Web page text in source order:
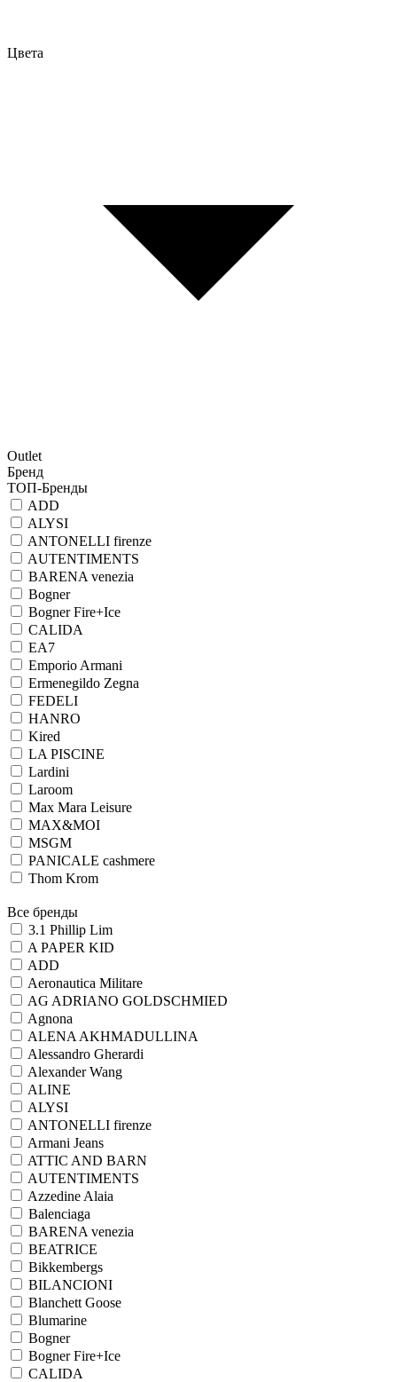
Цвета
Outlet
Бренд
ТОП-Бренды
ADD
ALYSI
ANTONELLI firenze
AUTENTIMENTS
BARENA venezia
Bogner
Bogner Fire+Ice
CALIDA
EA7
Emporio Armani
Ermenegildo Zegna
FEDELI
HANRO
Kired
LA PISCINE
Lardini
Laroom
Max Mara Leisure
MAX&MOI
MSGM
PANICALE cashmere
Thom Krom
Все бренды
3.1 Phillip Lim
A PAPER KID
ADD
Aeronautica Militare
AG ADRIANO GOLDSCHMIED
Agnona
ALENA AKHMADULLINA
Alessandro Gherardi
Alexander Wang
ALINE
ALYSI
ANTONELLI firenze
Armani Jeans
ATTIC AND BARN
AUTENTIMENTS
Azzedine Alaia
Balenciaga
BARENA venezia
BEATRICE
Bikkembergs
BILANCIONI
Blanchett Goose
Blumarine
Bogner
Bogner Fire+Ice
CALIDA